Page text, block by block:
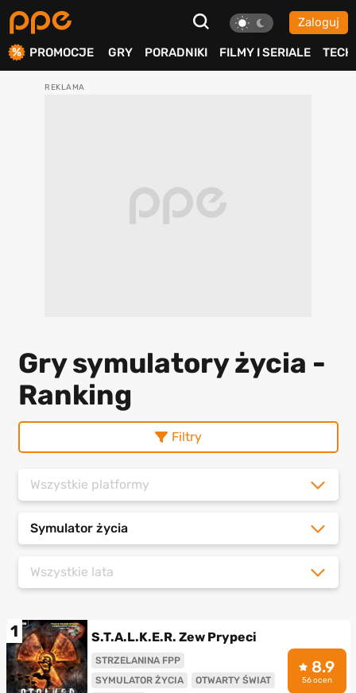
Zaloguj
PROMOCJE GRY PORADNIKI FILMY I SERIALE TECH
Gry symulatory życia -
Ranking
Filtry
Wszystkie platformy
Symulator życia
Wszystkie lata
1 S.T.A.L.K.E.R. Zew Prypeci
STRZELANINA FPP
SYMULATOR ŻYCIA
OTWARTY ŚWIAT
8.9
56 ocen